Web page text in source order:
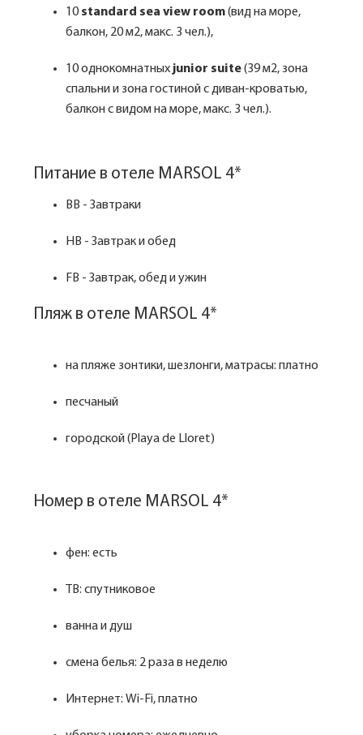
10 standard sea view room(вид на море,
балкон, 20 м2, макс. 3 чел.),
10 однокомнатных junior suite(39 м2, зона
спальни и зона гостиной с диван-кроватью,
балкон с видом на море, макс. 3 чел.).
Питание в отеле MARSOL 4*
BB - Завтраки
HB - Завтрак и обед
FB - Завтрак, обед и ужин
Пляж в отеле MARSOL 4*
на пляже зонтики, шезлонги, матрасы: платно
песчаный
городской (Playa de Lloret)
Номер в отеле MARSOL 4*
фен: есть
ТВ: спутниковое
ванна и душ
смена белья: 2 раза в неделю
Интернет: Wi-Fi, платно